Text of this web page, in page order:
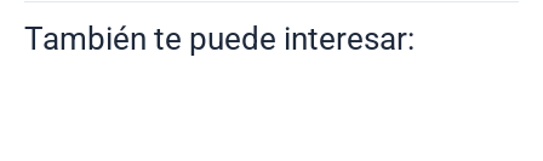
También te puede interesar: